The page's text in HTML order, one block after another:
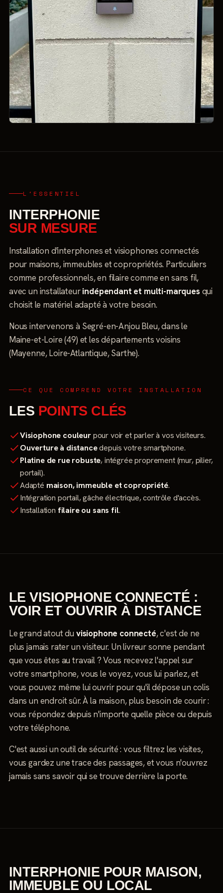
L'ESSENTIEL
INTERPHONIE
SUR MESURE
Installation d'interphones et visiophones connectés
pour maisons, immeubles et copropriétés. Particuliers
comme professionnels, en filaire comme en sans fil,
avec un installateurindépendant et multi-marques qui
choisit le matériel adapté à votre besoin.
Nous intervenons à Segré-en-Anjou Bleu, dans le
Maine-et-Loire (49) et les départements voisins
(Mayenne, Loire-Atlantique, Sarthe).
CE QUE COMPREND VOTRE INSTALLATION
LES POINTS CLÉS
Visiophone couleurpour voir et parler à vos visiteurs.
Ouverture à distancedepuis votre smartphone.
Platine de rue robuste, intégrée proprement (mur, pilier,
portail).
Adapté maison, immeuble et copropriété.
Intégration portail, gâche électrique, contrôle d'accès.
Installation filaire ou sans fil.
LE VISIOPHONE CONNECTÉ :
VOIR ET OUVRIR À DISTANCE
Le grand atout du visiophone connecté, c'est de ne
plus jamais rater un visiteur. Un livreur sonne pendant
que vous êtes au travail ? Vous recevez l'appel sur
votre smartphone, vous le voyez, vous lui parlez, et
vous pouvez même lui ouvrir pour qu'il dépose un colis
dans un endroit sûr. À la maison, plus besoin de courir :
vous répondez depuis n'importe quelle pièce ou depuis
votre téléphone.
C'est aussi un outil de sécurité : vous filtrez les visites,
vous gardez une trace des passages, et vous n'ouvrez
jamais sans savoir qui se trouve derrière la porte.
INTERPHONIE POUR MAISON,
IMMEUBLE OU LOCAL